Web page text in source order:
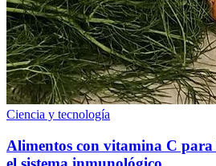
Ciencia y tecnología
Alimentos con vitamina C